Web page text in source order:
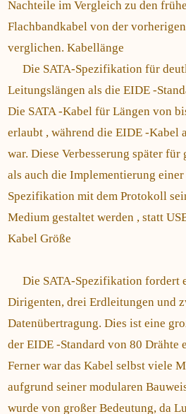
Nachteile im Vergleich zu den
Flachbandkabel von der
verglichen. Kabellänge
Die SATA-Spezifikation für
Leitungslängen als die EIDE -
Die SATA -Kabel für Längen von
erlaubt , während die EIDE -Kabel
war. Diese Verbesserung später für
als auch die Implementierung einer
Spezifikation mit dem Protokoll
Medium gestaltet werden , statt
Kabel Größe
Die SATA-Spezifikation fordert
Dirigenten, drei Erdleitungen und
Datenübertragung. Dies ist eine
der EIDE -Standard von 80
Ferner war das Kabel selbst viele
aufgrund seiner modularen
wurde von großer Bedeutung, da